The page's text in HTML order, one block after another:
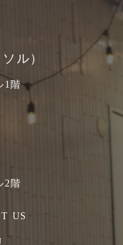
ル）
1階
2階
US